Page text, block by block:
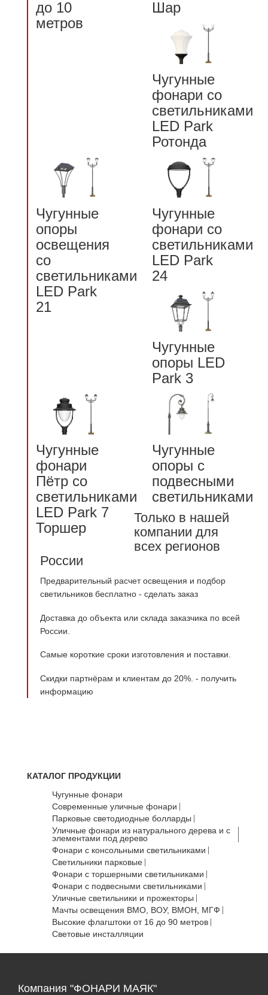
до 10
метров
Шар
Чугунные
фонари со
светильниками
LED Park
Ротонда
Чугунные
опоры
освещения
со
светильниками
LED Park
21
Чугунные
фонари со
светильниками
LED Park
24
Чугунные
опоры LED
Park 3
Чугунные
фонари
Пётр со
светильниками
LED Park 7
Торшер
Чугунные
опоры с
подвесными
светильниками
Только в нашей
компании для
всех регионов
России
Предварительный расчет освещения и подбор
светильников бесплатно - сделать заказ
Доставка до объекта или склада заказчика по всей
России.
Самые короткие сроки изготовления и поставки.
Скидки партнёрам и клиентам до 20%. - получить
информацию
КАТАЛОГ ПРОДУКЦИИ
Чугунные фонари
Современные уличные фонари
Парковые светодиодные болларды
Уличные фонари из натурального дерева и с
элементами под дерево
Фонари с консольными светильниками
Светильники парковые
Фонари с торшерными светильниками
Фонари с подвесными светильниками
Уличные светильники и прожекторы
Мачты освещения ВМО, ВОУ, ВМОН, МГФ
Высокие флагштоки от 16 до 90 метров
Световые инсталляции
Компания "ФОНАРИ МАЯК"